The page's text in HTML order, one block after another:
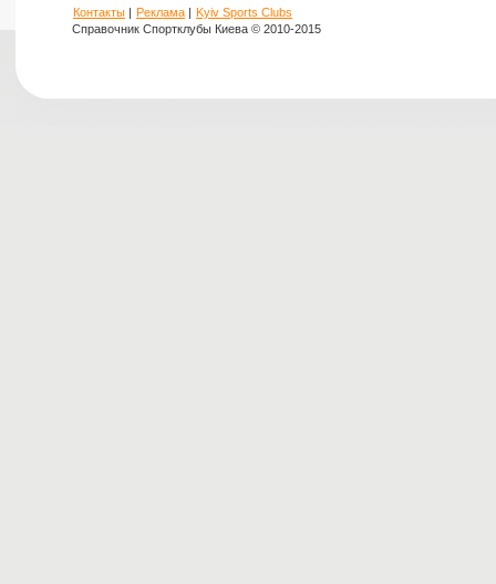
Контакты | Реклама | Kyiv Sports Clubs
Справочник Спортклубы Киева © 2010-2015